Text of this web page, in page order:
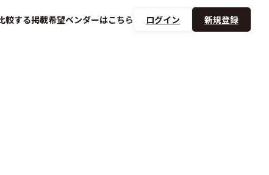
較する掲載希望ベンダーはこちら ログイン 新規登録